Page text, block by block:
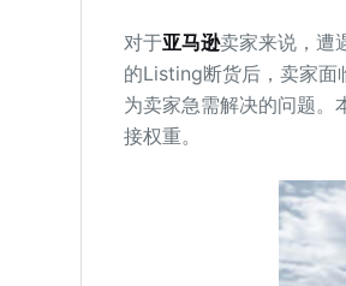
对于亚马逊卖家来说，遭
的Listing断货后，卖家面
为卖家急需解决的问题。
接权重。